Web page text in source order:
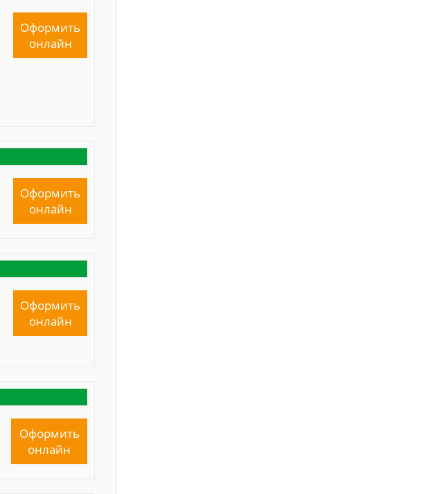
Оформить
онлайн
Оформить
онлайн
Оформить
онлайн
Оформить
онлайн